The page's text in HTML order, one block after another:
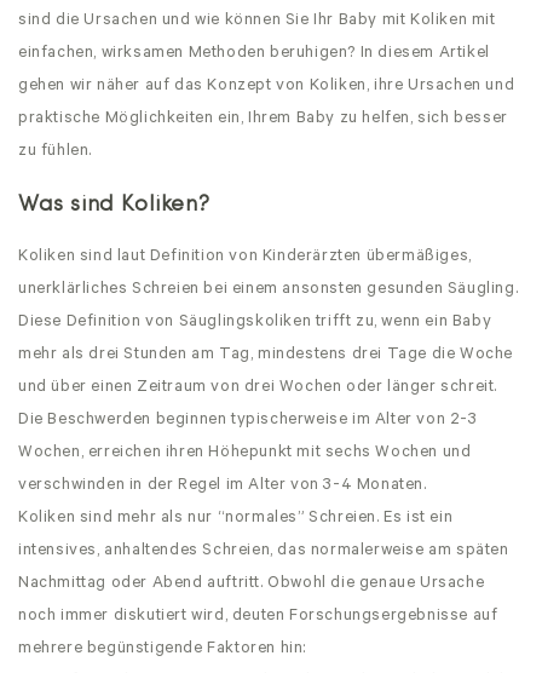
sind die Ursachen und wie können Sie Ihr Baby mit Koliken mit
einfachen, wirksamen Methoden beruhigen? In diesem Artikel
gehen wir näher auf das Konzept von Koliken, ihre Ursachen und
praktische Möglichkeiten ein, Ihrem Baby zu helfen, sich besser
zu fühlen.
Was sind Koliken?
Koliken sind laut Definition von Kinderärzten übermäßiges,
unerklärliches Schreien bei einem ansonsten gesunden Säugling.
Diese Definition von Säuglingskoliken trifft zu, wenn ein Baby
mehr als drei Stunden am Tag, mindestens drei Tage die Woche
und über einen Zeitraum von drei Wochen oder länger schreit.
Die Beschwerden beginnen typischerweise im Alter von 2-3
Wochen, erreichen ihren Höhepunkt mit sechs Wochen und
verschwinden in der Regel im Alter von 3-4 Monaten.
Koliken sind mehr als nur “normales” Schreien. Es ist ein
intensives, anhaltendes Schreien, das normalerweise am späten
Nachmittag oder Abend auftritt. Obwohl die genaue Ursache
noch immer diskutiert wird, deuten Forschungsergebnisse auf
mehrere begünstigende Faktoren hin: